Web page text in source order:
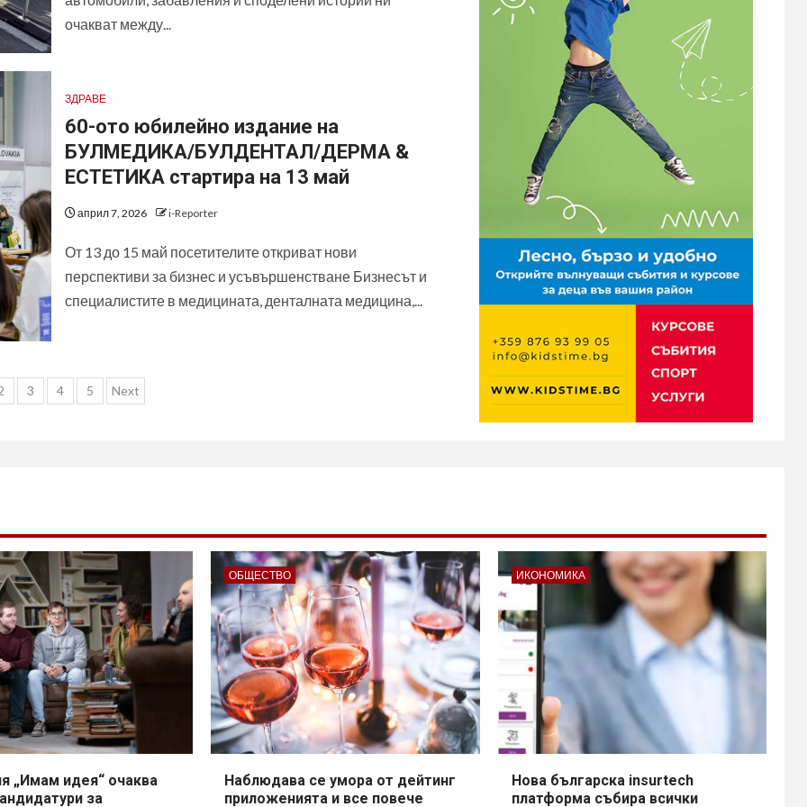
очакват между...
ЗДРАВЕ
60-ото юбилейно издание на
БУЛМЕДИКА/БУЛДЕНТАЛ/ДЕРМА &
ЕСТЕТИКА стартира на 13 май
април 7, 2026 i-Reporter
От 13 до 15 май посетителите откриват нови
перспективи за бизнес и усъвършенстване Бизнесът и
специалистите в медицината, денталната медицина,...
3 4 5 Next
„Имам идея“ очаква
за
ОБЩЕСТВО
Наблюдава се умора от дейтинг
приложенията и все повече
ИКОНОМИКА
Нова българска insurtech
платформа събира всички